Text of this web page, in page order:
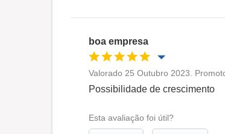
boa empresa
Oportunidade de promoção
Ambiente de trabalho
Valorado 25 Outubro 2023.
Possibilidade de crescimento
Esta avaliação foi útil?